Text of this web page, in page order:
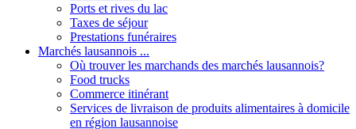
Ports et rives du lac
Taxes de séjour
Prestations funéraires
Marchés lausannois ...
Où trouver les marchands des marchés lausannois?
Food trucks
Commerce itinérant
Services de livraison de produits alimentaires à domicile
en région lausannoise